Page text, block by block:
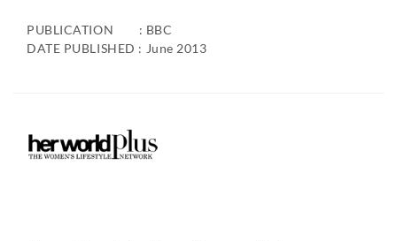
PUBLICATION : BBC
DATE PUBLISHED : June 2013